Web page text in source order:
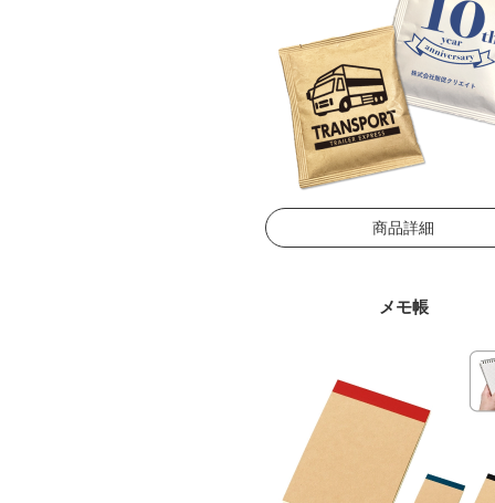
商品詳細
メモ帳